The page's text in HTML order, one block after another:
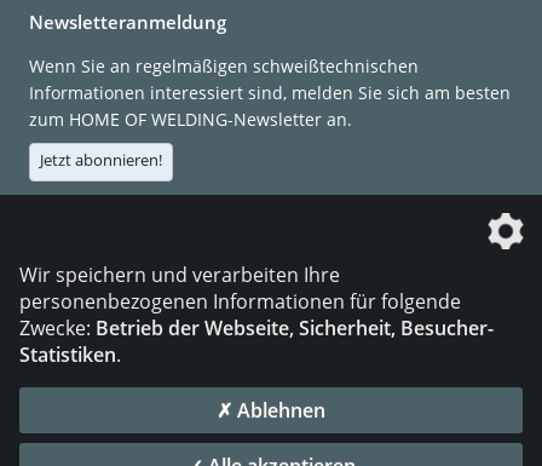
Newsletteranmeldung
Wenn Sie an regelmäßigen schweißtechnischen
Informationen interessiert sind, melden Sie sich am besten
zum HOME OF WELDING-Newsletter an.
Jetzt abonnieren!
Die DVS Media GmbH ist ein Unternehmen der
© 2026 DVS Media GmbH
Wir speichern und verarbeiten Ihre
personenbezogenen Informationen für folgende
Zwecke: Betrieb der Webseite, Sicherheit, Besucher-
Statistiken.
✗ Ablehnen